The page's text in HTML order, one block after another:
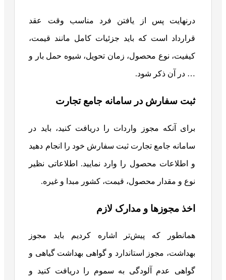
درنهایت پس از یافتن فرد مناسب وقت عقد
قرارداد است که باید جزئیات کامل مانند قیمت،
کیفیت، نوع محصول، زمان تحویل، شیوه حمل بار و
… در آن ذکر شود.
ثبت سفارش در سامانه جامع تجارت
برای آنکه مجوز واردات را دریافت کنید، باید در
سامانه جامع تجارت ثبت سفارش خود را انجام دهید
و اطلاعات محصول را وارد نمایید. اطلاعاتی نظیر
نوع و مقدار محصول، قیمت، کشور مبدا و غیره.
اخذ مجوزها و مدارک لازم
همانطور که پیش‌تر اشاره کردیم باید مجوز
بهداشت، مجوز استاندارد و گواهی بهداشت گیاهی و
گواهی عدم آلودگی به سموم را دریافت کنید و